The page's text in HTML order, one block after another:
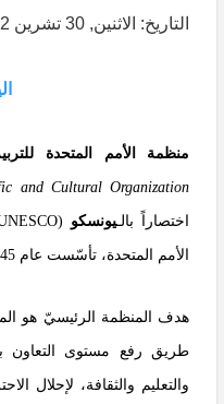
التاريخ: الاثنين, 30 تشرين 2 -0001
منظمة الأمم المتحدة
and Cultural Organization
اختصاراً بالـيونسكو (
الأمم المتحدة، تأسّست عام
هدف المنظمة الرئيسيّ هو
طريق رفع مستوى التعاون
والتعليم والثقافة، لإحلال